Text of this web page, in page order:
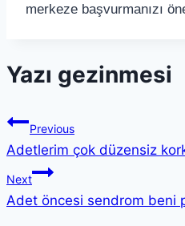
merkeze başvurmanızı
Yazı gezinmesi
Previous
Adetlerim çok düzensiz
Next
Adet öncesi sendrom beni